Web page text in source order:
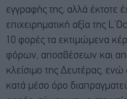
εγγραφής της, αλλά έκτοτε
επιχειρηματική αξία της
10 φορές τα εκτιμώμενα
φόρων, αποσβέσεων και
κλείσιμο της Δευτέρας, ενώ
κατά μέσο όρο